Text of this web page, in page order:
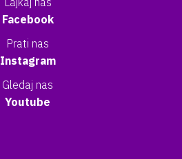
Facebook
Prati nas
Instagram
Gledaj nas
Youtube